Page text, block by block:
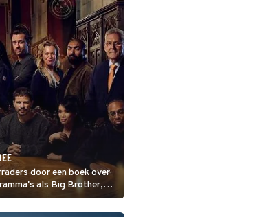
door een boek over
als Big Brother,